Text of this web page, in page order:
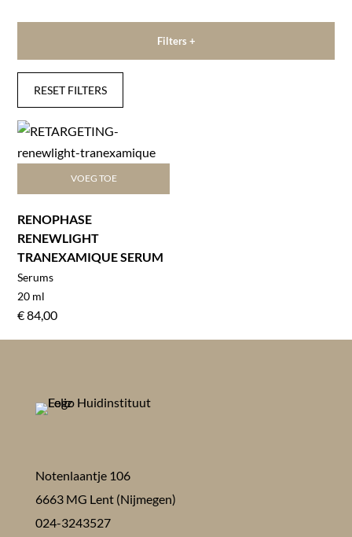
Filters +
RESET FILTERS
VOEG TOE
RENOPHASE
RENEWLIGHT
TRANEXAMIQUE SERUM
Serums
20 ml
€84,00
Notenlaantje 106
6663 MG Lent (Nijmegen)
024-3243527